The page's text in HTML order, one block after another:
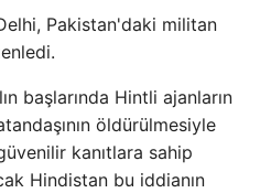
Pakistan'daki militan
başlarında Hintli ajanların
öldürülmesiyle
kanıtlara sahip
Hindistan bu iddianın